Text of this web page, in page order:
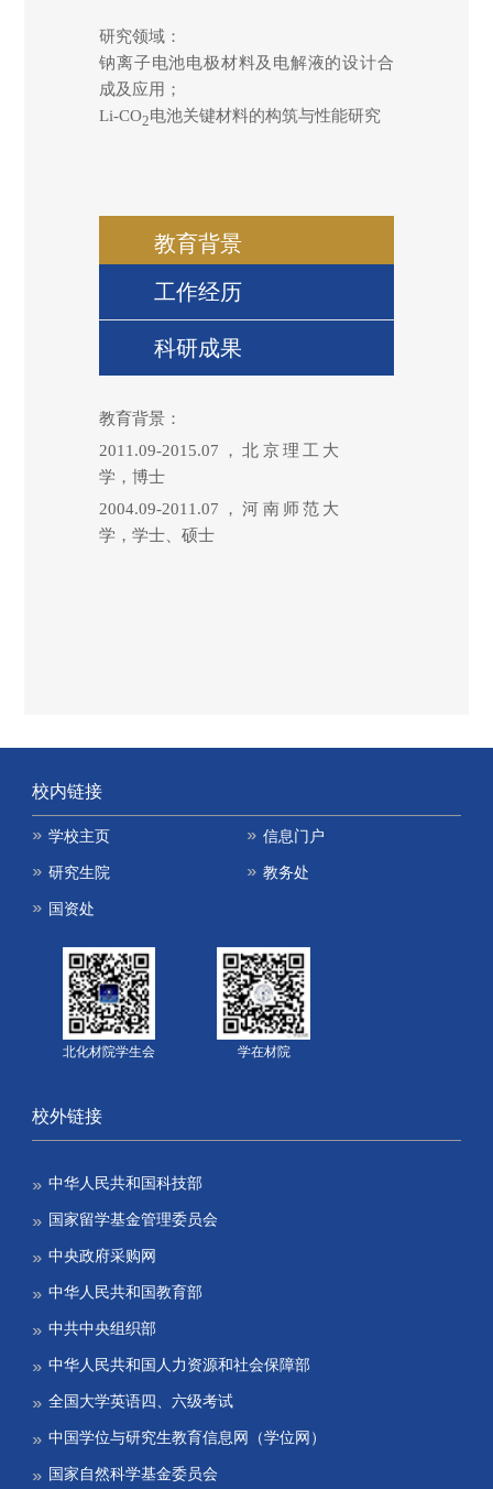
研究领域：
钠离子电池电极材料及电解液的设计合
成及应用；
Li-CO2电池关键材料的构筑与性能研究
教育背景
工作经历
科研成果
教育背景：
2011.09-2015.07 ，北京理工大
学，博士
2004.09-2011.07 ，河南师范大
学，学士、硕士
校内链接
学校主页 信息门户
研究生院 教务处
国资处
北化材院学生会 学在材院
校外链接
中华人民共和国科技部
国家留学基金管理委员会
中央政府采购网
中华人民共和国教育部
中共中央组织部
中华人民共和国人力资源和社会保障部
全国大学英语四、六级考试
中国学位与研究生教育信息网（学位网）
国家自然科学基金委员会